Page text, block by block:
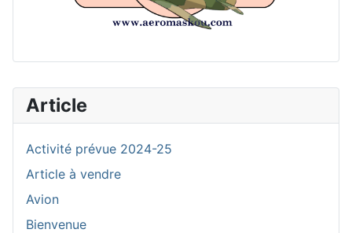
Article
Activité prévue 2024-25
Article à vendre
Avion
Bienvenue